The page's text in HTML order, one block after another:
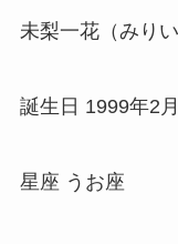
未梨一花（みり
誕生日 1999年2
星座 うお座